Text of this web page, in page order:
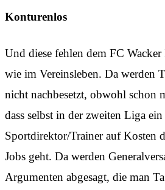
Konturenlos
Und diese fehlen dem FC
wie im Vereinsleben. Da werden
nicht nachbesetzt, obwohl schon
dass selbst in der zweiten Liga
Sportdirektor/Trainer auf Kosten
Jobs geht. Da werden
Argumenten abgesagt, die man